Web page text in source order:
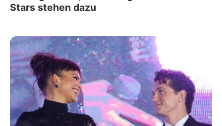
Stars stehen dazu